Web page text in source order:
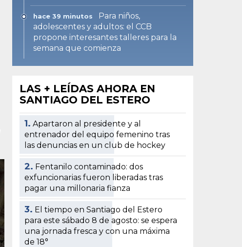
hace 39 minutos
Para niños,
adolescentes y adultos: el CCB
propone interesantes talleres para la
semana que comienza
LAS + LEÍDAS AHORA EN
SANTIAGO DEL ESTERO
1. Apartaron al presidente y al
entrenador del equipo femenino tras
las denuncias en un club de hockey
2. Fentanilo contaminado: dos
exfuncionarias fueron liberadas tras
pagar una millonaria fianza
3. El tiempo en Santiago del Estero
para este sábado 8 de agosto: se espera
una jornada fresca y con una máxima
de 18°